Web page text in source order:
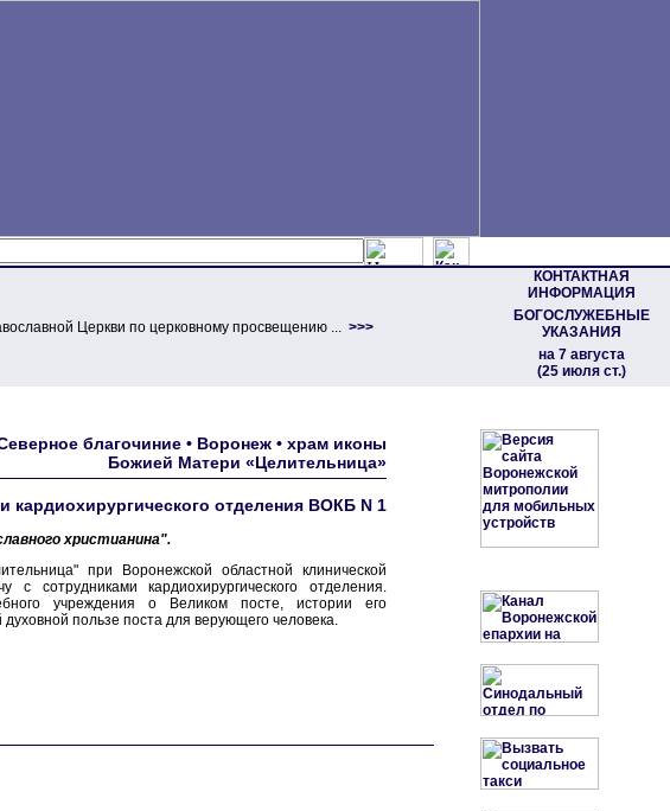
КОНТАКТНАЯ
ИНФОРМАЦИЯ
БОГОСЛУЖЕБНЫЕ
УКАЗАНИЯ
на 7 августа
(25 июля ст.)
Церкви по церковному просвещению ... >>>
благочиние • Воронеж • храм иконы
Божией Матери «Целительница»
кардиохирургического отделения ВОКБ N 1
христианина".
при Воронежской областной клинической
кардиохирургического отделения.
учреждения о Великом посте, истории его
пользе поста для верующего человека.